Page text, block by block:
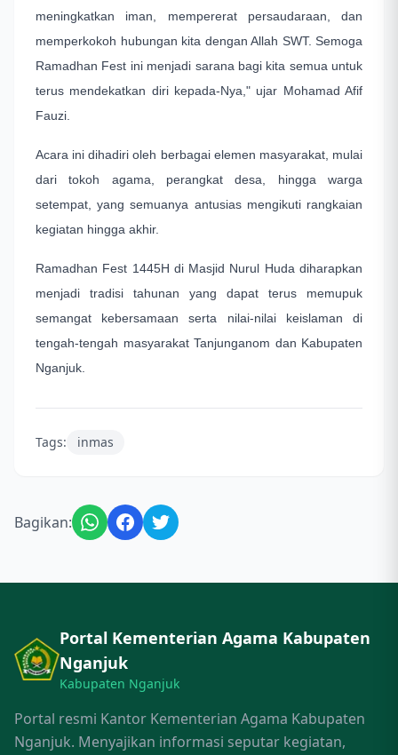
meningkatkan iman, mempererat persaudaraan, dan
memperkokoh hubungan kita dengan Allah SWT. Semoga
Ramadhan Fest ini menjadi sarana bagi kita semua untuk
terus mendekatkan diri kepada-Nya," ujar Mohamad Afif
Fauzi.
Acara ini dihadiri oleh berbagai elemen masyarakat, mulai
dari tokoh agama, perangkat desa, hingga warga
setempat, yang semuanya antusias mengikuti rangkaian
kegiatan hingga akhir.
Ramadhan Fest 1445H di Masjid Nurul Huda diharapkan
menjadi tradisi tahunan yang dapat terus memupuk
semangat kebersamaan serta nilai-nilai keislaman di
tengah-tengah masyarakat Tanjunganom dan Kabupaten
Nganjuk.
Tags: inmas
Bagikan:
Portal Kementerian Agama Kabupaten
Nganjuk
Kabupaten Nganjuk
Portal resmi Kantor Kementerian Agama Kabupaten
Nganjuk. Menyajikan informasi seputar kegiatan,